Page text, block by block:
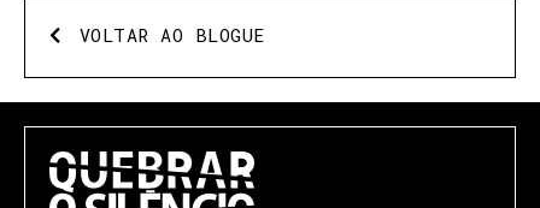
VOLTAR AO BLOGUE